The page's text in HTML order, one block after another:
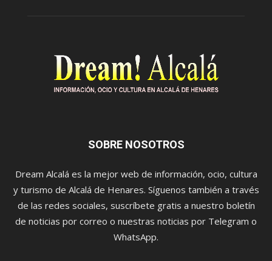
SOBRE NOSOTROS
Dream Alcalá es la mejor web de información, ocio, cultura
y turismo de Alcalá de Henares. Síguenos también a través
de las redes sociales, suscríbete gratis a nuestro boletín
de noticias por correo o nuestras noticias por Telegram o
WhatsApp.